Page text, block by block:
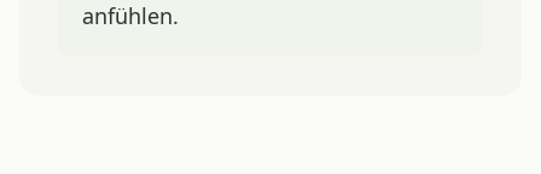
anfühlen.